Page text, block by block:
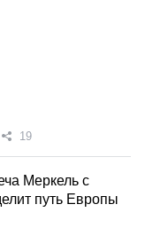
19
Меркель с
путь Европы